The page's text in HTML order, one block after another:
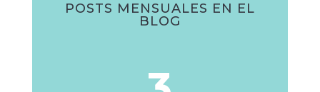
POSTS MENSUALES EN EL
BLOG